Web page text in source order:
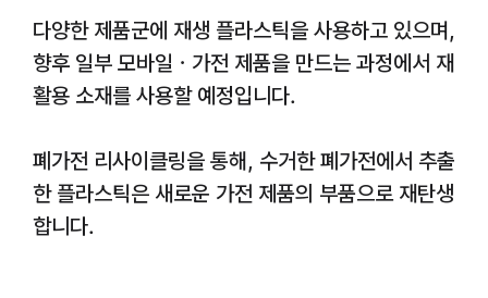
다양한 제품군에 재생 플라스틱을 사용하고 있으며,
향후 일부 모바일ㆍ가전 제품을 만드는 과정에서 재
활용 소재를 사용할 예정입니다.
폐가전 리사이클링을 통해, 수거한 폐가전에서 추출
한 플라스틱은 새로운 가전 제품의 부품으로 재탄생
합니다.